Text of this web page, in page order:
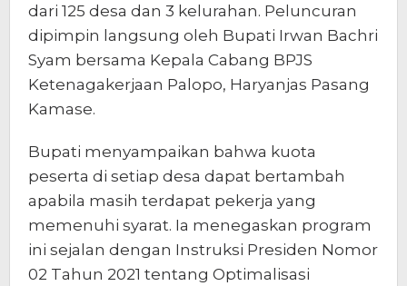
dari 125 desa dan 3 kelurahan. Peluncuran
dipimpin langsung oleh Bupati Irwan Bachri
Syam bersama Kepala Cabang BPJS
Ketenagakerjaan Palopo, Haryanjas Pasang
Kamase.
Bupati menyampaikan bahwa kuota
peserta di setiap desa dapat bertambah
apabila masih terdapat pekerja yang
memenuhi syarat. Ia menegaskan program
ini sejalan dengan Instruksi Presiden Nomor
02 Tahun 2021 tentang Optimalisasi